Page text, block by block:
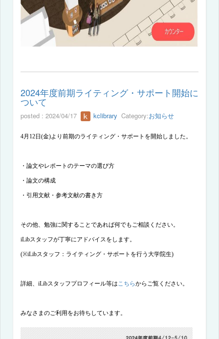
2024年度前期ライティング・サポート開始に
ついて
posted : 2024/04/17 kclibrary Category:お知らせ
4月 12日 (金)より前期のライティング・サポートを開始しました。
・論文やレポートのテーマの選び方
・論文の構成
・引用文献・参考文献の書き方
その他、勉強に関することであれば何でもご相談ください。
iLibスタッフが丁寧にアドバイスをします。
(※iLibスタッフ：ライティング・サポートを行う大学院生)
詳細、 iLibスタッフプロフィール等はこちらからご覧ください。
みなさまのご利用をお待ちしています。